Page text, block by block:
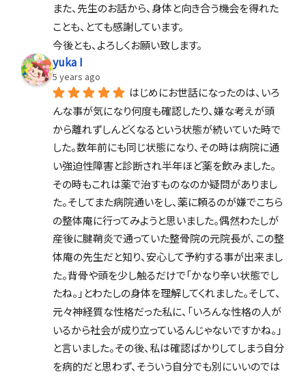
また、先生のお話から、身体と向き合う機会を得れた
ことも、とても感謝しています。
今後とも、よろしくお願い致します。
yuka I
5 years ago
はじめにお世話になったのは、いろ
んな事が気になり何度も確認したり、嫌な考えが頭
から離れずしんどくなるという状態が続いていた時で
した。数年前にも同じ状態になり、その時は病院に通
い強迫性障害と診断され半年ほど薬を飲みました。
その時もこれは薬で治すものなのか疑問がありまし
た。そしてまた病院通いをし、薬に頼るのが嫌でこちら
の整体庵に行ってみようと思いました。偶然わたしが
産後に腱鞘炎で通っていた整骨院の元院長が、この整
体庵の先生だと知り、安心して予約する事が出来まし
た。背骨や頭を少し触るだけで「かなり辛い状態でし
たね。」とわたしの身体を理解してくれました。そして、
元々神経質な性格だった私に、「いろんな性格の人が
いるから社会が成り立っているんじゃないですかね。」
と言いました。その後、私は確認ばかりしてしまう自分
を病的だと思わず、そういう自分でも別にいいのでは